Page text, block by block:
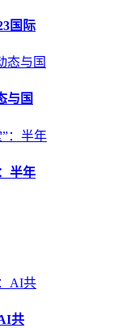
国际
与国
半年
共